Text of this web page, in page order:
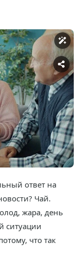
ответ на
Чай.
жара, день
ситуации
что так